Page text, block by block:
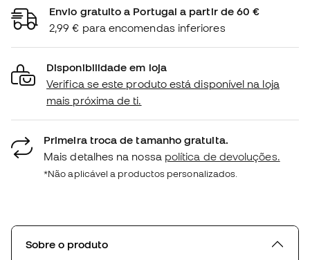
Envio gratuito a Portugal a partir de 60 €
2,99 € para encomendas inferiores
Disponibilidade em loja
Verifica se este produto está disponível na loja
mais próxima de ti.
Primeira troca de tamanho gratuita.
Mais detalhes na nossa política de devoluções.
*Não aplicável a productos personalizados.
Sobre o produto